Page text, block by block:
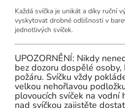
Každá svíčka je unikát a díky ruční
vyskytovat drobné odlišnosti v
jednotlivých svíček.
UPOZORNĚNÍ: Nikdy
bez dozoru dospělé osoby,
požáru. Svíčku vždy
velkou nehořlavou
plovoucích svíček na vodní
nad svíčkou zajistěte